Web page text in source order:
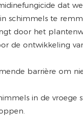
dat
schimmels te
door het
de ontwikkeling
barrière om
in de vroege